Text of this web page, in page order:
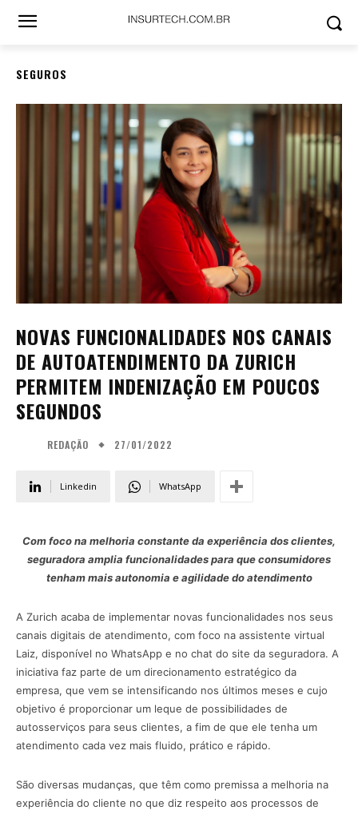
SEGUROS
NOVAS FUNCIONALIDADES NOS CANAIS
DE AUTOATENDIMENTO DA ZURICH
PERMITEM INDENIZAÇÃO EM POUCOS
SEGUNDOS
REDAÇÃO 27/01/2022
Linkedin WhatsApp
Com foco na melhoria constante da experiência dos clientes,
seguradora amplia funcionalidades para que consumidores
tenham mais autonomia e agilidade do atendimento
A Zurich acaba de implementar novas funcionalidades nos seus
canais digitais de atendimento, com foco na assistente virtual
Laiz, disponível no WhatsApp e no chat do site da seguradora. A
iniciativa faz parte de um direcionamento estratégico da
empresa, que vem se intensificando nos últimos meses e cujo
objetivo é proporcionar um leque de possibilidades de
autosserviços para seus clientes, a fim de que ele tenha um
atendimento cada vez mais fluido, prático e rápido.
São diversas mudanças, que têm como premissa a melhoria na
experiência do cliente no que diz respeito aos processos de